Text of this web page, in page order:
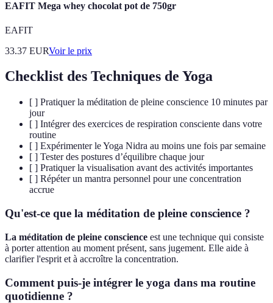
EAFIT Mega whey chocolat pot de 750gr
EAFIT
33.37 EURVoir le prix
Checklist des Techniques de Yoga
[ ] Pratiquer la méditation de pleine conscience 10 minutes par
jour
[ ] Intégrer des exercices de respiration consciente dans votre
routine
[ ] Expérimenter le Yoga Nidra au moins une fois par semaine
[ ] Tester des postures d’équilibre chaque jour
[ ] Pratiquer la visualisation avant des activités importantes
[ ] Répéter un mantra personnel pour une concentration
accrue
Qu'est-ce que la méditation de pleine conscience ?
La méditation de pleine conscience est une technique qui consiste
à porter attention au moment présent, sans jugement. Elle aide à
clarifier l'esprit et à accroître la concentration.
Comment puis-je intégrer le yoga dans ma routine
quotidienne ?